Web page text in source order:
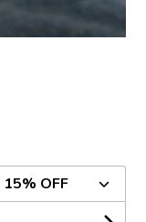
15% OFF